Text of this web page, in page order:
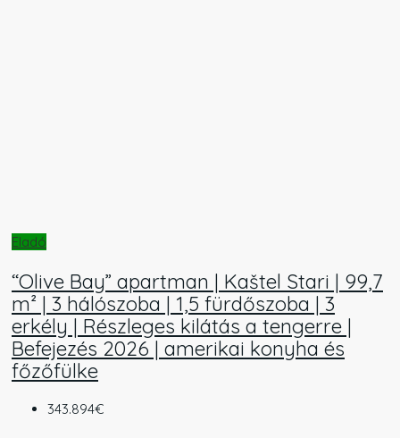
Eladó
“Olive Bay” apartman | Kaštel Stari | 99,7
m² | 3 hálószoba | 1,5 fürdőszoba | 3
erkély | Részleges kilátás a tengerre |
Befejezés 2026 | amerikai konyha és
főzőfülke
343.894€